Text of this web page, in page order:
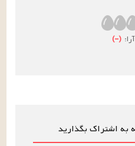
(
–
)
به اشتراک بگذارید